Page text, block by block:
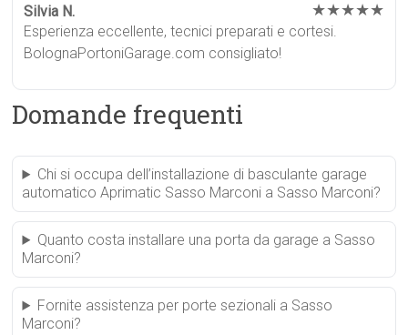
Silvia N. ★★★★★
Esperienza eccellente, tecnici preparati e cortesi.
BolognaPortoniGarage.com consigliato!
Domande frequenti
Chi si occupa dell’installazione di basculante garage
automatico Aprimatic Sasso Marconi a Sasso Marconi?
Quanto costa installare una porta da garage a Sasso
Marconi?
Fornite assistenza per porte sezionali a Sasso
Marconi?